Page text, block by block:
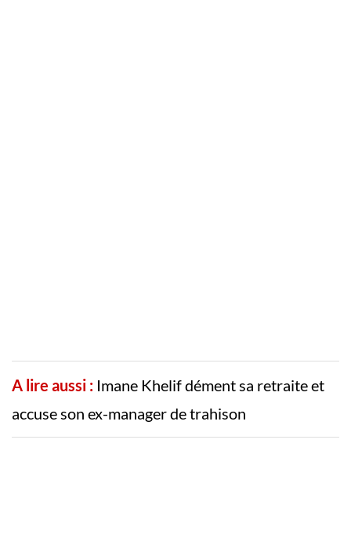
A lire aussi : Imane Khelif dément sa retraite et
accuse son ex-manager de trahison